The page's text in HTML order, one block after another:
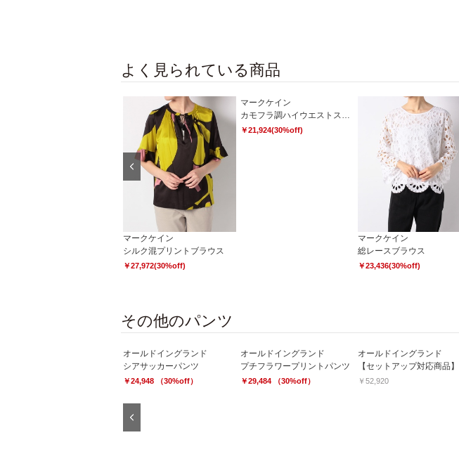
よく見られている商品
Previous
マークケイン
シルク混プリントブラウス
￥27,972(30%off)
マークケイン
カモフラ調ハイウエストスリムパンツ
￥21,924(30%off)
マークケイン
総レースブラウス
￥23,436(30%off)
その他のパンツ
オールドイングランド
シアサッカーパンツ
￥24,948 （30%off）
オールドイングランド
プチフラワープリントパンツ
￥29,484 （30%off）
オールドイングランド
￥52,920